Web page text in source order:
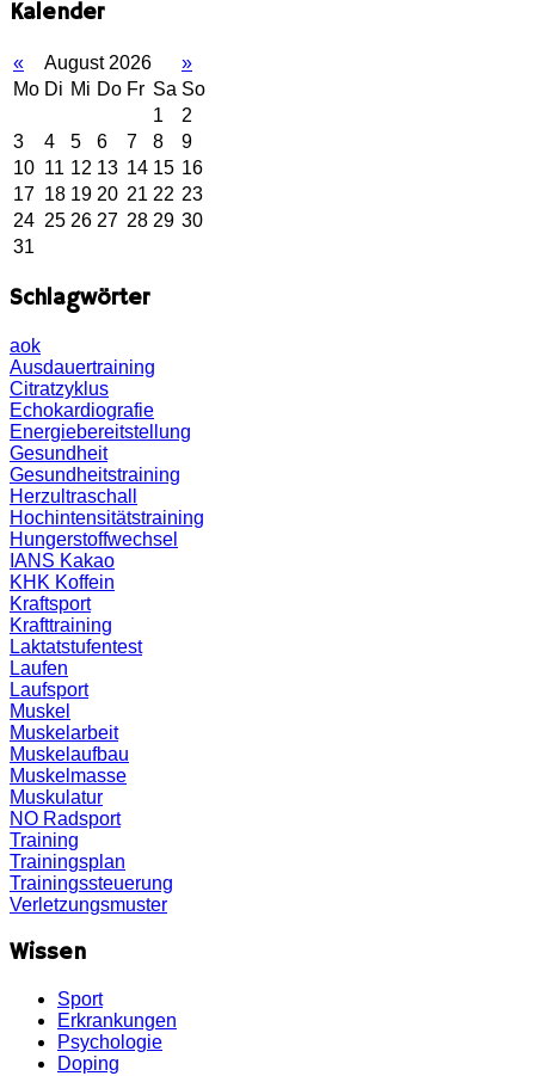
Kalender
« August 2026
»
Mo Di Mi Do Fr Sa So
1
2
3
4 5 6 7 8
9
10 11 12 13 14 15 16
17 18 19 20 21 22 23
24 25 26 27 28 29 30
31
Schlagwörter
aok
Ausdauertraining
Citratzyklus
Echokardiografie
Energiebereitstellung
Gesundheit
Gesundheitstraining
Herzultraschall
Hochintensitätstraining
Hungerstoffwechsel
IANS Kakao
KHK Koffein
Kraftsport
Krafttraining
Laktatstufentest
Laufen
Laufsport
Muskel
Muskelarbeit
Muskelaufbau
Muskelmasse
Muskulatur
NO Radsport
Training
Trainingsplan
Trainingssteuerung
Verletzungsmuster
Wissen
Sport
Erkrankungen
Psychologie
Doping